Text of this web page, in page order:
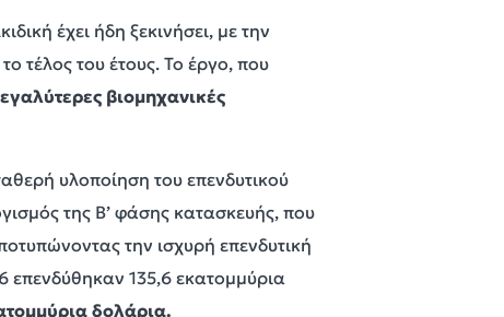
έχει ήδη ξεκινήσει, με την
τέλος του έτους. Το έργο, που
βιομηχανικές
υλοποίηση του επενδυτικού
της Β’ φάσης κατασκευής, που
την ισχυρή επενδυτική
επενδύθηκαν 135,6 εκατομμύρια
δολάρια.